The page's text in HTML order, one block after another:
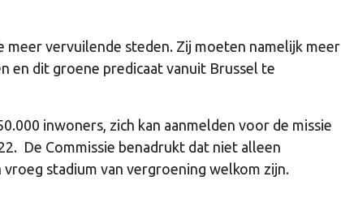
vervuilende steden. Zij moeten namelijk meer
en dit groene predicaat vanuit Brussel te
inwoners, zich kan aanmelden voor de missie
De Commissie benadrukt dat niet alleen
stadium van vergroening welkom zijn.